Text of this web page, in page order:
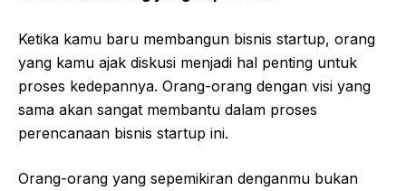
Ketika kamu baru membangun bisnis startup, orang
yang kamu ajak diskusi menjadi hal penting untuk
proses kedepannya. Orang-orang dengan visi yang
sama akan sangat membantu dalam proses
perencanaan bisnis startup ini.
Orang-orang yang sepemikiran denganmu bukan